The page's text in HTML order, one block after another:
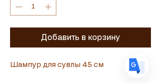
Добавить в корзину
Шампур для сувлы 45 см
DEGerman